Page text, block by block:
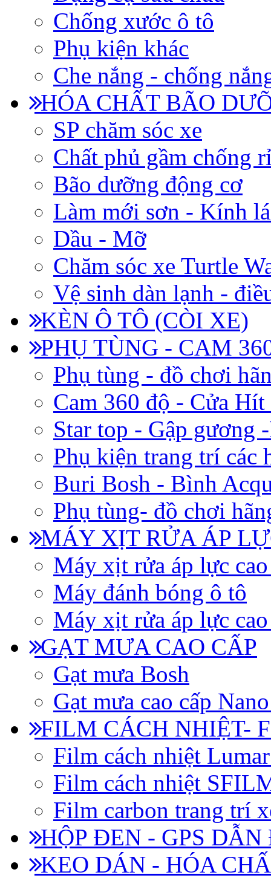
Chống xước ô tô
Phụ kiện khác
Che nắng - chống
HÓA CHẤT BÃO
SP chăm sóc xe
Chất phủ gầm chống
Bão dưỡng động cơ
Làm mới sơn - Kính
Dầu - Mỡ
Chăm sóc xe Turtle
Vệ sinh dàn lạnh -
KÈN Ô TÔ (CÒI XE)
PHỤ TÙNG - CAM
Phụ tùng - đồ chơi
Cam 360 độ - Cửa
Star top - Gập gương
Phụ kiện trang trí các
Buri Bosh - Bình
Phụ tùng- đồ chơi
MÁY XỊT RỬA ÁP
Máy xịt rửa áp lực
Máy đánh bóng ô tô
Máy xịt rửa áp lực
GẠT MƯA CAO CẤP
Gạt mưa Bosh
Gạt mưa cao cấp
FILM CÁCH NHIỆT-
Film cách nhiệt
Film cách nhiệt
Film carbon trang trí
HỘP ĐEN - GPS DẪN
KEO DÁN - HÓA